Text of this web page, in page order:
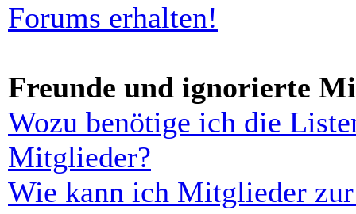
Forums erhalten!
Freunde und ignorierte
Wozu benötige ich die
Mitglieder?
Wie kann ich Mitglieder